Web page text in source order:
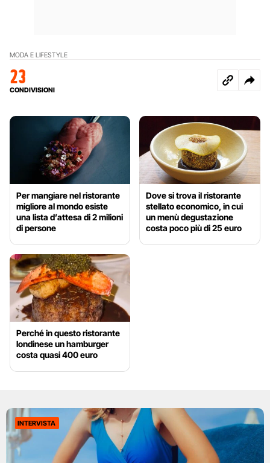
MODA E LIFESTYLE
23
CONDIVISIONI
Per mangiare nel ristorante
migliore al mondo esiste
una lista d’attesa di 2 milioni
di persone
Dove si trova il ristorante
stellato economico, in cui
un menù degustazione
costa poco più di 25 euro
Perché in questo ristorante
londinese un hamburger
costa quasi 400 euro
INTERVISTA